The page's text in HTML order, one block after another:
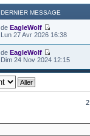
DERNIER MESSAGE
de EagleWolf
Lun 27 Avr 2026 16:38
de EagleWolf
Dim 24 Nov 2024 12:15